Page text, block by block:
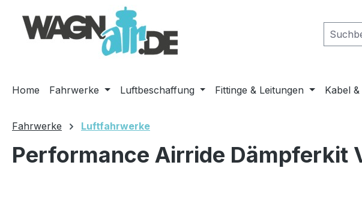
Hauptinhalt springen
Zur Suche springen
Zur Hauptnavigation springen
Home Fahrwerke Luftbeschaffung Fittinge & Leitungen Kabel
Fahrwerke Luftfahrwerke
Performance Airride Dämpferkit